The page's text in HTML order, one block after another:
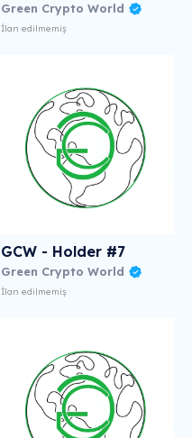
Green Crypto World
İlan edilmemiş
GCW - Holder #7
Green Crypto World
İlan edilmemiş